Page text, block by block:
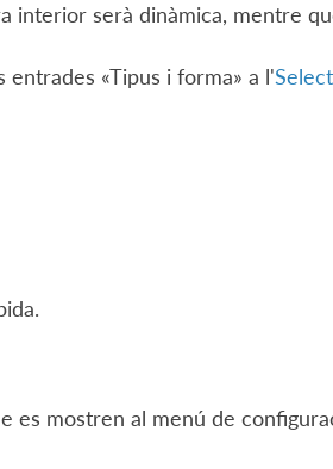
interior serà dinàmica, mentre
«Tipus i forma» a l'
es mostren al menú de